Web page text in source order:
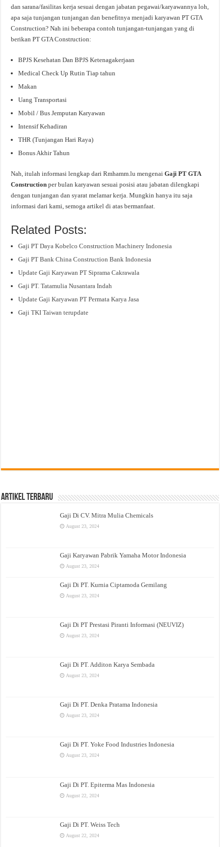
dan sarana/fasilitas kerja sesuai dengan jabatan pegawai/karyawannya loh,
apa saja tunjangan tunjangan dan benefitnya menjadi karyawan PT GTA
Construction? Nah ini beberapa contoh tunjangan-tunjangan yang di
berikan PT GTA Construction:
BPJS Kesehatan Dan BPJS Ketenagakerjaan
Medical Check Up Rutin Tiap tahun
Makan
Uang Transportasi
Mobil / Bus Jemputan Karyawan
Intensif Kehadiran
THR (Tunjangan Hari Raya)
Bonus Akhir Tahun
Nah, itulah informasi lengkap dari Rmhamm.lu mengenaiGaji PT GTA
Constructionper bulan karyawan sesuai posisi atau jabatan dilengkapi
dengan tunjangan dan syarat melamar kerja. Mungkin hanya itu saja
informasi dari kami, semoga artikel di atas bermanfaat.
Related Posts:
Gaji PT Daya Kobelco Construction Machinery Indonesia
Gaji PT Bank China Construction Bank Indonesia
Update Gaji Karyawan PT Siprama Cakrawala
Gaji PT. Tatamulia Nusantara Indah
Update Gaji Karyawan PT Permata Karya Jasa
Gaji TKI Taiwan terupdate
Artikel Terbaru
Gaji Di CV. Mitra Mulia Chemicals
August 23, 2024
Gaji Karyawan Pabrik Yamaha Motor Indonesia
August 23, 2024
Gaji Di PT. Kurnia Ciptamoda Gemilang
August 23, 2024
Gaji Di PT Prestasi Piranti Informasi (NEUVIZ)
August 23, 2024
Gaji Di PT. Additon Karya Sembada
August 23, 2024
Gaji Di PT. Denka Pratama Indonesia
August 23, 2024
Gaji Di PT. Yoke Food Industries Indonesia
August 23, 2024
Gaji Di PT. Epiterma Mas Indonesia
August 22, 2024
Gaji Di PT. Weiss Tech
August 22, 2024